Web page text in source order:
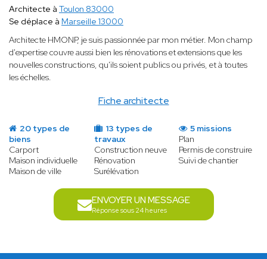
Fiche architecte
Architecte à Toulon 83000
Se déplace à Marseille 13000
Architecte HMONP, je suis passionnée par mon métier. Mon champ
d'expertise couvre aussi bien les rénovations et extensions que les
nouvelles constructions, qu'ils soient publics ou privés, et à toutes
les échelles.
20 types de
biens
Carport
Maison individuelle
Maison de ville
13 types de
travaux
Construction neuve
Rénovation
Surélévation
5 missions
Plan
Permis de construire
Suivi de chantier
ENVOYER UN MESSAGE
Réponse sous 24 heures